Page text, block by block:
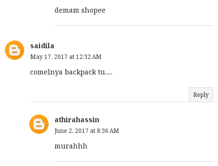
demam shopee
saidila
May 17, 2017 at 12:32 AM
comelnya backpack tu.....
Reply
athirahassin
June 2, 2017 at 8:36 AM
murahhh